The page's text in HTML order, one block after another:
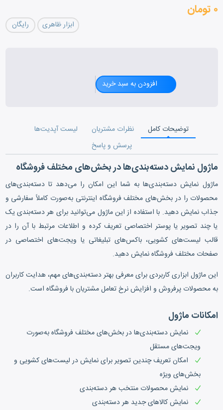
۰ تومان
ابزار ظاهری رایگان
افزودن به سبد خرید
توضیحات کامل نظرات مشتریان
لیست آپدیت‌ها
پرسش و پاسخ
ماژول نمایش دسته‌بندی‌ها در بخش‌های مختلف فروشگاه
ماژول نمایش دسته‌بندی‌ها به شما این امکان را می‌دهد تا دسته‌بندی‌های
محصولات را در بخش‌های مختلف فروشگاه اینترنتی به‌صورت کاملاً سفارشی و
جذاب نمایش دهید. با استفاده از این ماژول می‌توانید برای هر دسته‌بندی یک
یا چند تصویر یا پوستر اختصاصی تعریف کرده و اطلاعات مرتبط با آن را در
قالب لیست‌های کشویی، باکس‌های تبلیغاتی یا ویجت‌های اختصاصی در
صفحات مختلف فروشگاه نمایش دهید.
این ماژول ابزاری کاربردی برای معرفی بهتر دسته‌بندی‌های مهم، هدایت کاربران
به محصولات پرفروش و افزایش نرخ تعامل مشتریان با فروشگاه است.
امکانات ماژول
نمایش دسته‌بندی‌ها در بخش‌های مختلف فروشگاه به‌صورت
ویجت‌های مستقل
امکان تعریف چندین تصویر برای نمایش در لیست‌های کشویی و
بخش‌های ویژه
نمایش محصولات منتخب هر دسته‌بندی
نمایش کالاهای جدید هر دسته‌بندی